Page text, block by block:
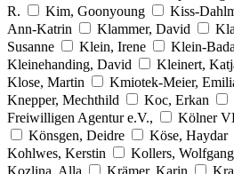
R.
Kim, Goonyoung Kiss-
Ann-Katrin
Klammer, David
Susanne
Klein, Irene
Klein-
Kleinehanding, David
Kleinert,
Klose, Martin
Kmiotek-Meier,
Knepper, Mechthild
Koc, Erkan
Freiwilligen Agentur e.V.,
Kölner
Könsgen, Deidre
Köse, Haydar
Kohlwes, Kerstin
Kollers, Wolfgang
Kozlina, Alla
Krämer, Karin